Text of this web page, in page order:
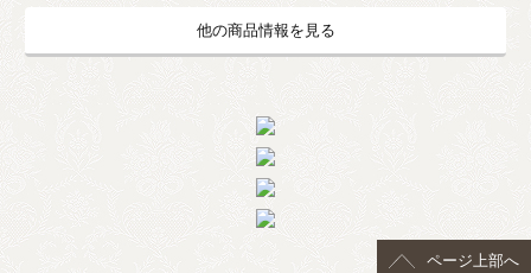
他の商品情報を見る
ページ上部へ